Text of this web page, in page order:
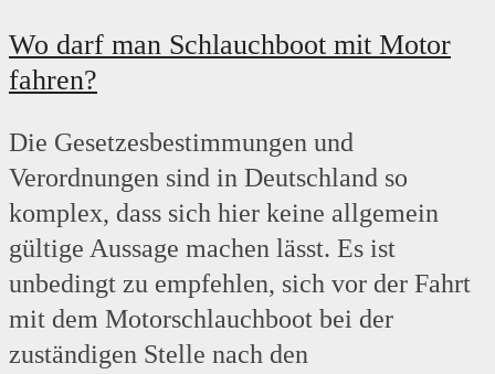
Wo darf man Schlauchboot mit Motor
fahren?
Die Gesetzesbestimmungen und
Verordnungen sind in Deutschland so
komplex, dass sich hier keine allgemein
gültige Aussage machen lässt. Es ist
unbedingt zu empfehlen, sich vor der Fahrt
mit dem Motorschlauchboot bei der
zuständigen Stelle nach den